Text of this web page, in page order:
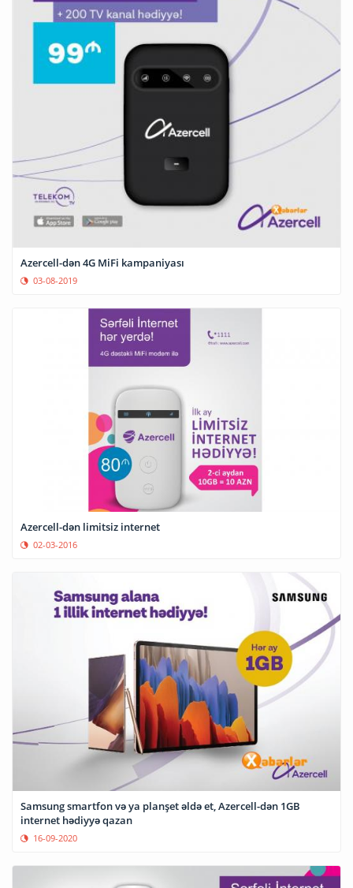
Azercell-dən 4G MiFi kampaniyası
03-08-2019
Azercell-dən limitsiz internet
02-03-2016
Samsung smartfon və ya planşet əldə et, Azercell-dən 1GB
internet hədiyyə qazan
16-09-2020